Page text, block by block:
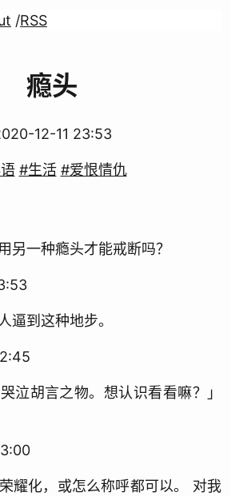
/RSS
瘾头
12-11 23:53
#生活 #爱恨情仇
另一种瘾头才能戒断吗？
逼到这种地步。
泣胡言之物。想认识看看嘛？」
耀化，或怎么称呼都可以。 对我